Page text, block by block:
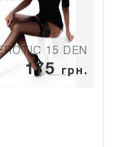
15 DEN
175 грн.